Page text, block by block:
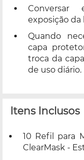
exposição da
Quando
capa
troca da
de uso diário.
Itens Inclusos
10 Refil para
ClearMask -